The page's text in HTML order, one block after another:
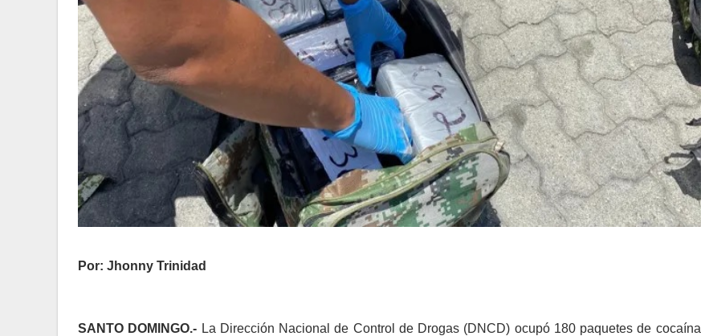
Por: Jhonny Trinidad
SANTO DOMINGO.- La Dirección Nacional de Control de Drogas (DNCD) ocupó 180 paquetes de cocaína